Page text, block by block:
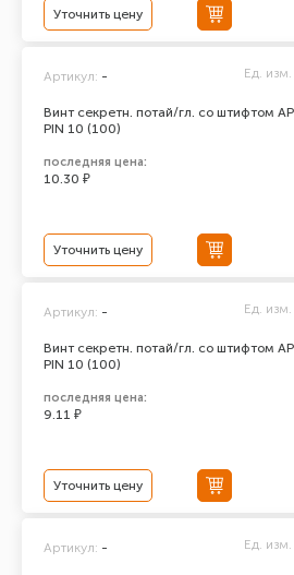
Уточнить цену
Винт секретн. потай/гл. со штифтом
PIN 10 (100)
Артикул: - Ед. изм.
последняя цена:
10.30 ₽
Уточнить цену
Винт секретн. потай/гл. со штифтом
PIN 10 (100)
Артикул: - Ед. изм.
последняя цена:
9.11 ₽
Уточнить цену
Артикул: - Ед. изм.